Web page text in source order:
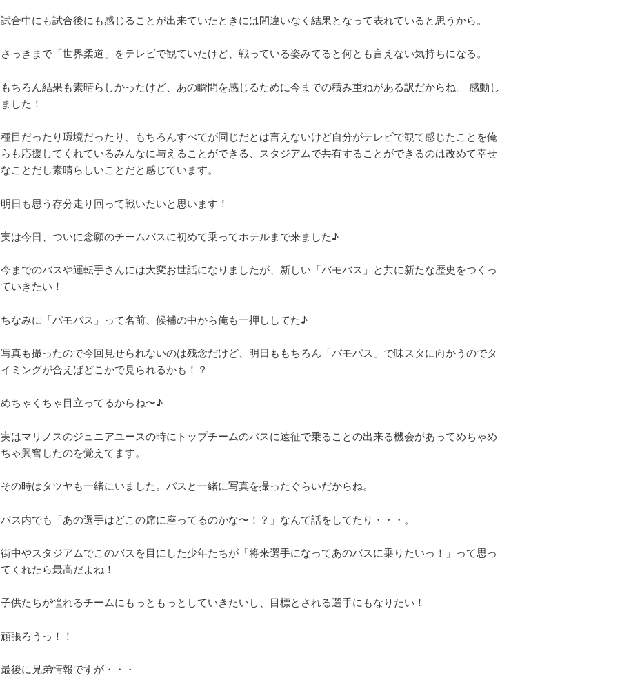
試合中にも試合後にも感じることが出来ていたときには間違いなく結果となって表れていると思うから。
さっきまで「世界柔道」をテレビで観ていたけど、戦っている姿みてると何とも言えない気持ちになる。
もちろん結果も素晴らしかったけど、あの瞬間を感じるために今までの積み重ねがある訳だからね。 感動し
ました！
種目だったり環境だったり、もちろんすべてが同じだとは言えないけど自分がテレビで観て感じたことを俺
らも応援してくれているみんなに与えることができる、スタジアムで共有することができるのは改めて幸せ
なことだし素晴らしいことだと感じています。
明日も思う存分走り回って戦いたいと思います！
実は今日、ついに念願のチームバスに初めて乗ってホテルまで来ました♪
今までのバスや運転手さんには大変お世話になりましたが、新しい「バモバス」と共に新たな歴史をつくっ
ていきたい！
ちなみに「バモバス」って名前、候補の中から俺も一押ししてた♪
写真も撮ったので今回見せられないのは残念だけど、明日ももちろん「バモバス」で味スタに向かうのでタ
イミングが合えばどこかで見られるかも！？
めちゃくちゃ目立ってるからね〜♪
実はマリノスのジュニアユースの時にトップチームのバスに遠征で乗ることの出来る機会があってめちゃめ
ちゃ興奮したのを覚えてます。
その時はタツヤも一緒にいました。バスと一緒に写真を撮ったぐらいだからね。
バス内でも「あの選手はどこの席に座ってるのかな〜！？」なんて話をしてたり・・・。
街中やスタジアムでこのバスを目にした少年たちが「将来選手になってあのバスに乗りたいっ！」って思っ
てくれたら最高だよね！
子供たちが憧れるチームにもっともっとしていきたいし、目標とされる選手にもなりたい！
頑張ろうっ！！
最後に兄弟情報ですが・・・